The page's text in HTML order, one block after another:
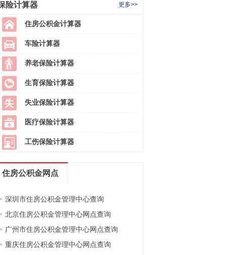
险计算器 更多>>
住房公积金计算器
车险计算器
养老保险计算器
生育保险计算器
失业保险计算器
医疗保险计算器
工伤保险计算器
住房公积金网点
深圳市住房公积金管理中心查询
北京住房公积金管理中心网点查询
广州市住房公积金管理中心网点查询
重庆住房公积金管理中心网点查询